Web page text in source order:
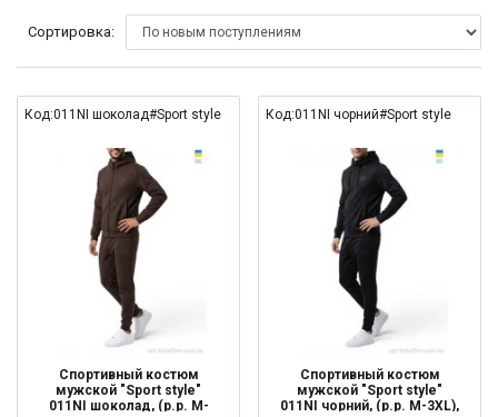
Сортировка:
Код:011NI шоколад#Sport style
Спортивный костюм
мужской "Sport style"
011NI шоколад, (р.р. M-
Код:011NI чорний#Sport style
Спортивный костюм
мужской "Sport style"
011NI чорний, (р.р. M-3XL),